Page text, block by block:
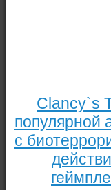
Clancy`s
популярной
с